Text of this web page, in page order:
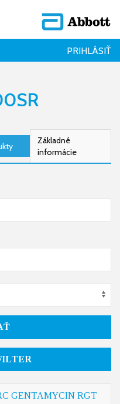
PRIHLÁSIŤ
Základné
informácie
GENTAMYCIN RGT